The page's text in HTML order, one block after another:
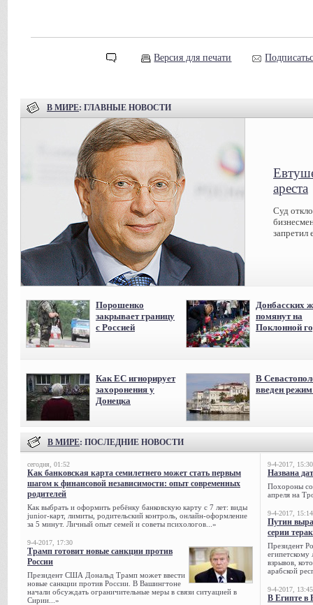
Версия для печати
В МИРЕ: ГЛАВНЫЕ НОВОСТИ
ареста
Суд
запретил
Порошенко
закрывает границу
с Россией
Донбасских
помянут на
Поклонной
Как ЕС игнорирует
захоронения у
Донецка
В
введен
В МИРЕ: ПОСЛЕДНИЕ НОВОСТИ
сегодня, 01:52
Как банковская карта семилетнего может стать первым
шагом к финансовой независимости: опыт современных
родителей
Как выбрать и оформить ребёнку банковскую карту с 7 лет: виды
junior-карт, лимиты, родительский контроль, онлайн-оформление
за 5 минут. Личный опыт семей и советы психологов...»
9-4-2017, 17:30
Трамп готовит новые санкции против
России
Президент США Дональд Трамп может ввести
новые санкции против России. В Вашингтоне
начали обсуждать ограничительные меры в связи ситуацией в
Сирии...»
9-4-2017, 15:30
Названа
Похороны
апреля на
9-4-2017, 15:14
Путин
серии
Президент
египетскому
взрывов,
арабской
9-4-2017, 13:45
В Египте в